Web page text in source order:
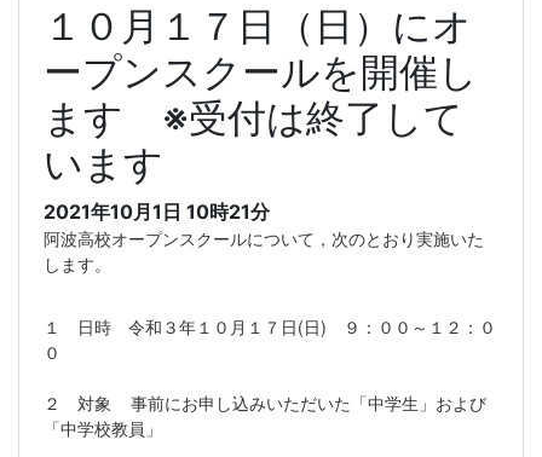
１０月１７日（日）にオ
ープンスクールを開催し
ます ※受付は終了して
います
2021年10月1日 10時21分
阿波高校オープンスクールについて，次のとおり実施いた
します。
１ 日時 令和３年１０月１７日(日) ９：００～１２：０
０
２ 対象 事前にお申し込みいただいた「中学生」および
「中学校教員」